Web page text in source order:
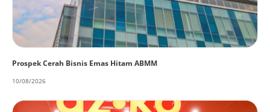
Prospek Cerah Bisnis Emas Hitam ABMM
10/08/2026